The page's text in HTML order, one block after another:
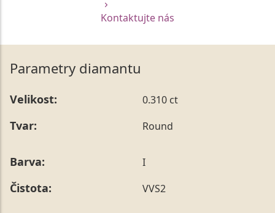
Kontaktujte nás
Parametry diamantu
Velikost: 0.310 ct
Tvar: Round
Barva: I
Čistota: VVS2